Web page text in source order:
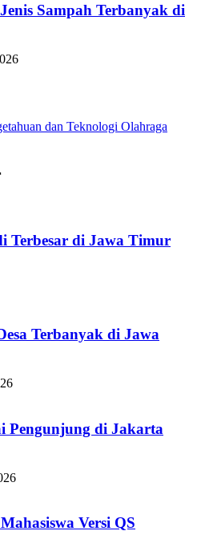
Sampah Terbanyak di
dan Teknologi Olahraga
Terbesar di Jawa Timur
Terbanyak di Jawa
Pengunjung di Jakarta
Versi QS